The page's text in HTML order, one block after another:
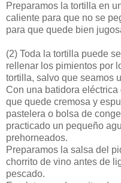
Preparamos la tortilla en
caliente para que no se
para que quede bien
(2) Toda la tortilla puede
rellenar los pimientos por
tortilla, salvo que seamos
Con una batidora
que quede cremosa y
pastelera o bolsa de
practicado un pequeño
prehorneados.
Preparamos la salsa del
chorrito de vino antes de
pescado.